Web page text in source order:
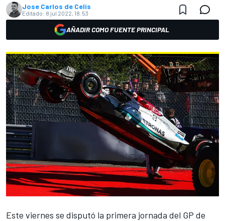
Jose Carlos de Celis
Editado: 8 jul 2022, 18:53
AÑADIR COMO FUENTE PRINCIPAL
Este viernes se disputó la primera jornada del GP de